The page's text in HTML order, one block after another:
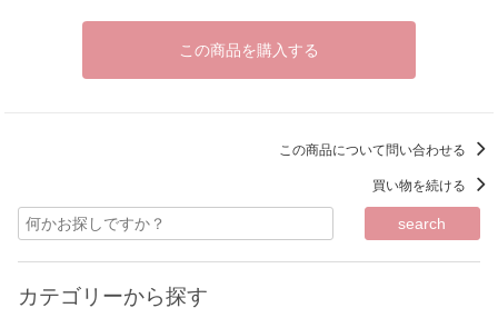
この商品を購入する
この商品について問い合わせる
買い物を続ける
カテゴリーから探す